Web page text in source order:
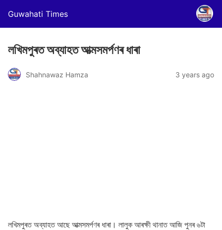
Guwahati Times
লখিমপুৰত অ‍ব্যাহত আত্মসমৰ্পণৰ ধাৰা
Shahnawaz Hamza 3 years ago
লখিমপুৰত অব্যাহত আছে আত্মসমৰ্পণৰ ধাৰা। লালুক আৰক্ষী থানাত আজি পুনৰ ৬টা